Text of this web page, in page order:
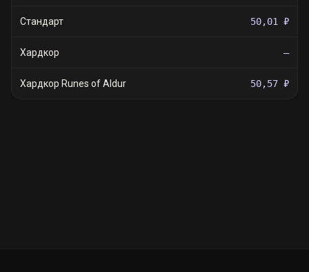
Стандарт 50,01 ₽
Хардкор —
Хардкор Runes of Aldur 50,57 ₽